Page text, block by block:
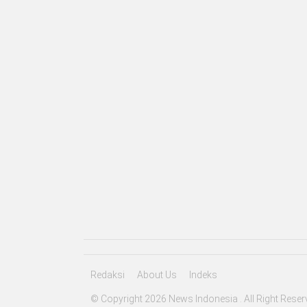
Redaksi About Us Indeks
© Copyright 2026 News Indonesia . All Right